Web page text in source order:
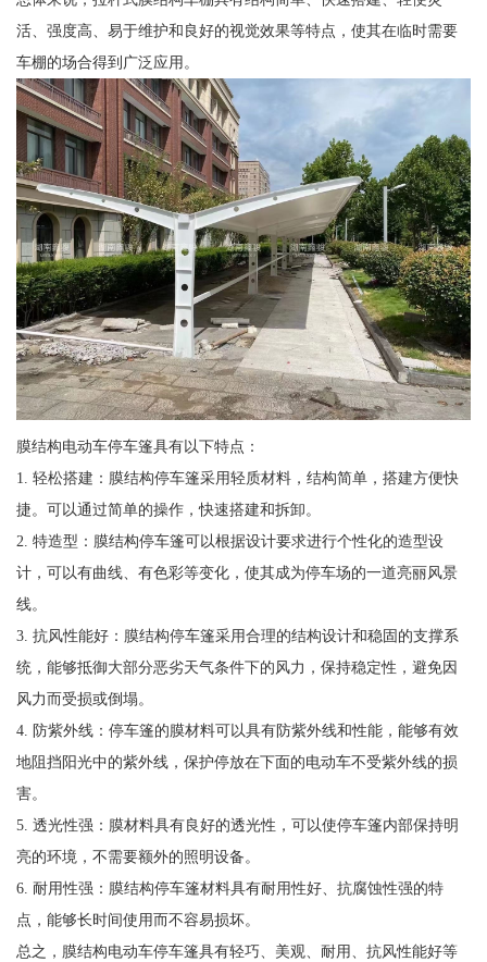
活、强度高、易于维护和良好的视觉效果等特点，使其在临时需要
车棚的场合得到广泛应用。
膜结构电动车停车篷具有以下特点：
1. 轻松搭建：膜结构停车篷采用轻质材料，结构简单，搭建方便快
捷。可以通过简单的操作，快速搭建和拆卸。
2. 特造型：膜结构停车篷可以根据设计要求进行个性化的造型设
计，可以有曲线、有色彩等变化，使其成为停车场的一道亮丽风景
线。
3. 抗风性能好：膜结构停车篷采用合理的结构设计和稳固的支撑系
统，能够抵御大部分恶劣天气条件下的风力，保持稳定性，避免因
风力而受损或倒塌。
4. 防紫外线：停车篷的膜材料可以具有防紫外线和性能，能够有效
地阻挡阳光中的紫外线，保护停放在下面的电动车不受紫外线的损
害。
5. 透光性强：膜材料具有良好的透光性，可以使停车篷内部保持明
亮的环境，不需要额外的照明设备。
6. 耐用性强：膜结构停车篷材料具有耐用性好、抗腐蚀性强的特
点，能够长时间使用而不容易损坏。
总之，膜结构电动车停车篷具有轻巧、美观、耐用、抗风性能好等